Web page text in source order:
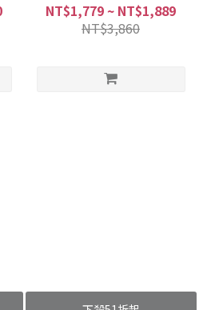
NT$1,779 ~ NT$1,889
NT$3,860